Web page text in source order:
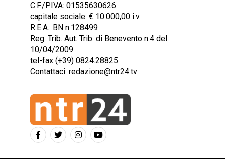
C.F./P.IVA: 01535630626
capitale sociale: € 10.000,00 i.v.
R.E.A.: BN n.128499
Reg. Trib. Aut. Trib. di Benevento n.4 del
10/04/2009
tel-fax (+39) 0824.28825
Contattaci: redazione@ntr24.tv